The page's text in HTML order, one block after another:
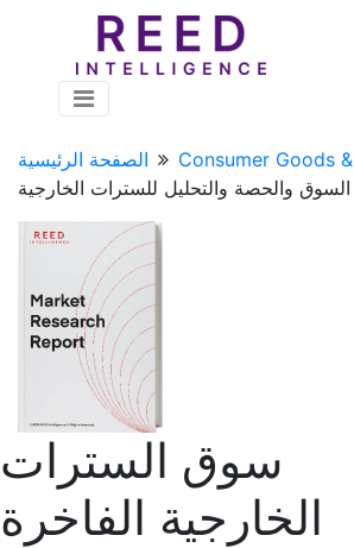
الصفحة الرئيسية Consumer Goods
سوق السترات
الخارجية الفاخرة